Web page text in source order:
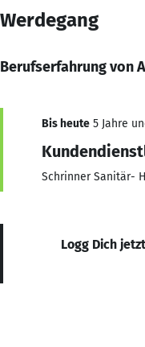
Werdegang
Berufserfahrung von
Bis heute 5 Jahre
Schrinner Sanitär-
Logg Dich